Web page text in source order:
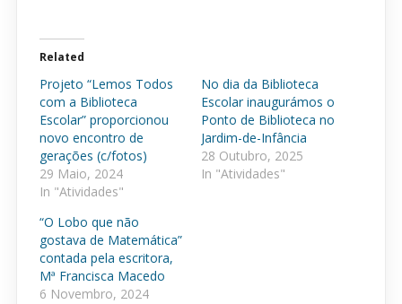
Related
Projeto “Lemos Todos
com a Biblioteca
Escolar” proporcionou
novo encontro de
gerações (c/fotos)
29 Maio, 2024
In "Atividades"
No dia da Biblioteca
Escolar inaugurámos o
Ponto de Biblioteca no
Jardim-de-Infância
28 Outubro, 2025
In "Atividades"
“O Lobo que não
gostava de Matemática”
contada pela escritora,
Mª Francisca Macedo
6 Novembro, 2024